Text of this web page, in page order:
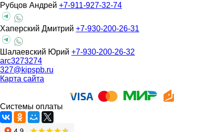
Рубцов Андрей +7-911-927-32-74
Хаперский Дмитрий +7-930-200-26-31
Шалаевский Юрий +7-930-200-26-32
arc3273274
327@kipspb.ru
Карта сайта
Системы оплаты